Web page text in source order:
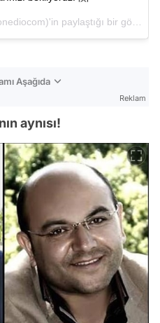
Aşağıda
Reklam
aynısı!